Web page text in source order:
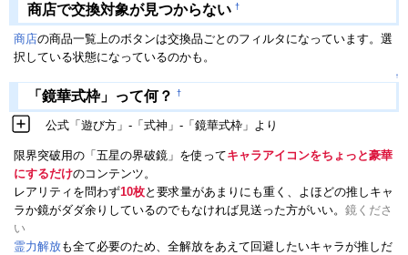
商店で交換対象が見つからない †
商店の商品一覧上のボタンは交換品ごとのフィルタになっています。選
択している状態になっているのかも。
↑
「鏡華式枠」って何？ †
公式「遊び方」-「式神」-「鏡華式枠」より
限界突破用の「五星の界破鏡」を使ってキャラアイコンをちょっと豪華
にするだけのコンテンツ。
レアリティを問わず10枚と要求量があまりにも重く、よほどの推しキャ
ラか鏡がダダ余りしているのでもなければ見送った方がいい。 鏡くださ
い
霊力解放も全て必要のため、全解放をあえて回避したいキャラが推しだ